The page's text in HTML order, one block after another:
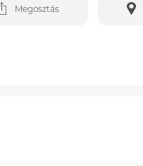
Megosztás